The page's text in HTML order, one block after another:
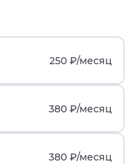
250 ₽/месяц
380 ₽/месяц
380 ₽/месяц